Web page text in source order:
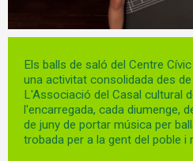
Diapositiva 1 de 1
Els balls de saló del Centre
una activitat consolidada des
L'Associació del Casal cultural
l'encarregada, cada diumenge,
de juny de portar música per
trobada per a la gent del poble i